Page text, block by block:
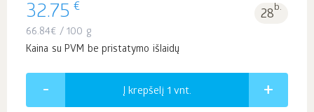
32.75 € 28b.
66.84€ / 100 g
Kaina su PVM be pristatymo išlaidų
Į krepšelį 1 vnt.